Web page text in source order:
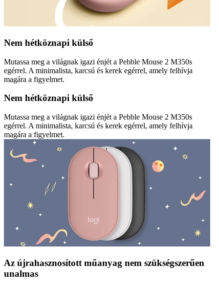
Nem hétköznapi külső
Mutassa meg a világnak igazi énjét a Pebble Mouse 2 M350s
egérrel. A minimalista, karcsú és kerek egérrel, amely felhívja
magára a figyelmet.
Nem hétköznapi külső
Mutassa meg a világnak igazi énjét a Pebble Mouse 2 M350s
egérrel. A minimalista, karcsú és kerek egérrel, amely felhívja
magára a figyelmet.
Az újrahasznosított műanyag nem szükségszerűen
unalmas